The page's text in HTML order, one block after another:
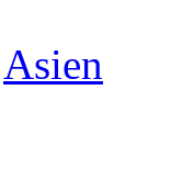
Asien